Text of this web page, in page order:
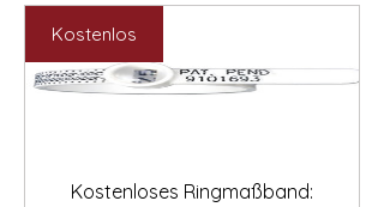
Preis
2.127,00 €
Preis
Kostenlos
Kostenloses Ringmaßband: